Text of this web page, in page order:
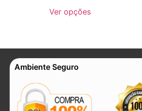
Ver opções
Ambiente Seguro